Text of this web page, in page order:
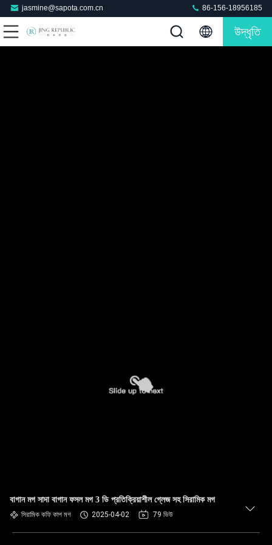
jasmine@sapota.com.cn 86-156-18956185
উদ্ধৃতি
বাগান মগ সাদা বাগান ফসল মগ 3 ডি প্রতিক্রিয়াশীল গ্লেজ সহ সিরামিক মগ
সিরামিক কফি কাপ মগ 2025-04-02 79 ভিউ